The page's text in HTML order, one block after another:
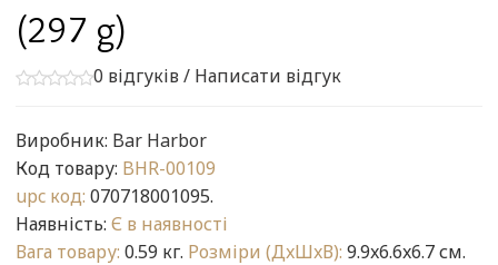
(297 g)
0 відгуків/ Написати відгук
Виробник: Bar Harbor
Код товару: BHR-00109
upc код: 070718001095.
Наявність: Є в наявності
Вага товару: 0.59 кг. Розміри (ДxШxВ): 9.9x6.6x6.7 см.